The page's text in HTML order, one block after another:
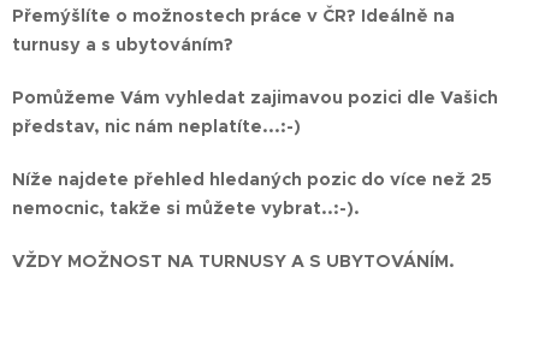
Přemýšlíte o možnostech práce v ČR? Ideálně na
turnusy a s ubytováním?
Pomůžeme Vám vyhledat zajimavou pozici dle Vašich
představ, nic nám neplatíte...:-)
Níže najdete přehled hledaných pozic do více než 25
nemocnic, takže si můžete vybrat..:-).
VŽDY MOŽNOST NA TURNUSY A S UBYTOVÁNÍM.